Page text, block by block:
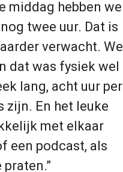
middag hebben we
twee uur. Dat is
verwacht. We
dat was fysiek wel
lang, acht uur per
zijn. En het leuke
met elkaar
een podcast, als